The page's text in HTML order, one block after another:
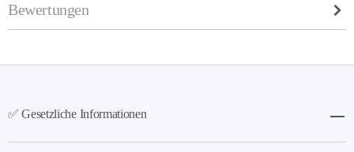
Bewertungen
✅ Gesetzliche Informationen